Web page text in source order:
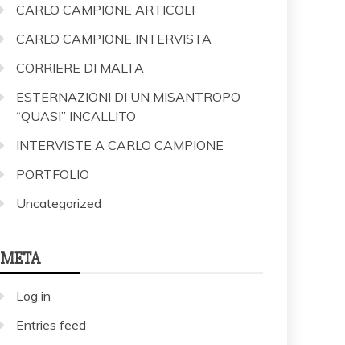
CARLO CAMPIONE ARTICOLI
CARLO CAMPIONE INTERVISTA
CORRIERE DI MALTA
ESTERNAZIONI DI UN MISANTROPO
“QUASI” INCALLITO
INTERVISTE A CARLO CAMPIONE
PORTFOLIO
Uncategorized
META
Log in
Entries feed